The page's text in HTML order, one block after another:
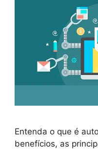
Entenda o que é
benefícios, as